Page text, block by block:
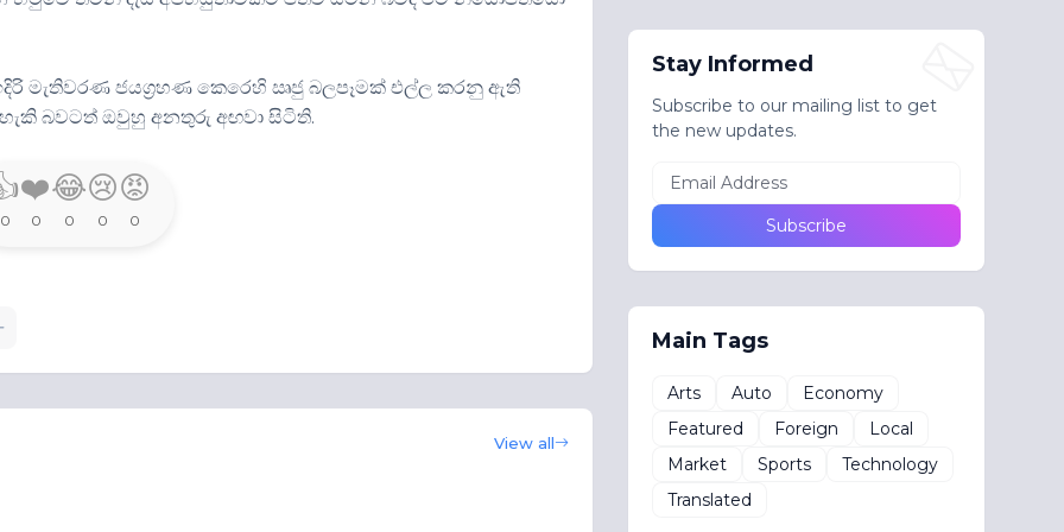
මැතිවරණ ජයග්‍රහණ කෙරෙහි ඍජු බලපෑමක් එල්ල කරනු ඇති
බවටත් ඔවුහු අනතුරු අඟවා සිටිති.
0
❤️
0
😂
0
😢
0
😡
0
View all
Stay Informed
Subscribe to our mailing list to get
the new updates.
Main Tags
Arts Auto
Economy
Featured
Foreign
Local
Market
Sports
Technology
Translated